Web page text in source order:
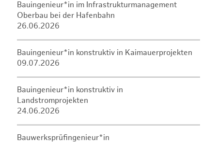
Bauingenieur*in im Infrastrukturmanagement
Oberbau bei der Hafenbahn
26.06.2026
Bauingenieur*in konstruktiv in Kaimauerprojekten
09.07.2026
Bauingenieur*in konstruktiv in
Landstromprojekten
24.06.2026
Bauwerksprüfingenieur*in